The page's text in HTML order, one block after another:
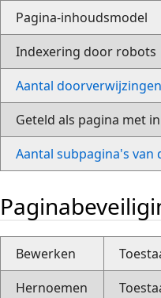
Pagina-inhoudsmodel
Indexering door robots
Aantal
Geteld als pagina met
Aantal subpagina's van
Bewerken
Hernoemen